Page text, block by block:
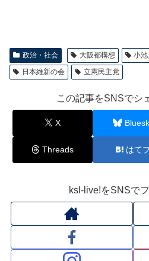
政治・社会 大阪都構想 小
日本維新の会
立憲民主党
この記事をSNSでシ
X
Threads はて
ksl-live!をSNSで